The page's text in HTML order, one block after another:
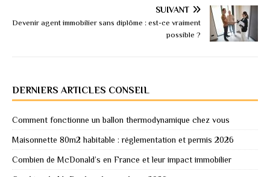
SUIVANT
Devenir agent immobilier sans diplôme : est-ce vraiment
possible ?
DERNIERS ARTICLES CONSEIL
Comment fonctionne un ballon thermodynamique chez vous
Maisonnette 80m2 habitable : réglementation et permis 2026
Combien de McDonald’s en France et leur impact immobilier